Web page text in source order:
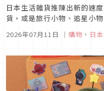
日本生活雜貨推陳出新的速
貨，或是旅行小物、追星小
藍武士周邊小物，趕緊來看
2026年07月11日 ｜ 購物 、 日